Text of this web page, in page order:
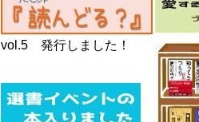
vol.5 発行しました！